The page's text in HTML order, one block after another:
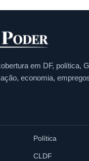
em DF, política,
economia,
Política
CLDF